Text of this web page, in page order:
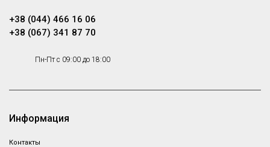
+38 (044) 466 16 06
+38 (067) 341 87 70
Пн-Пт с 09:00 до 18:00
Информация
Контакты